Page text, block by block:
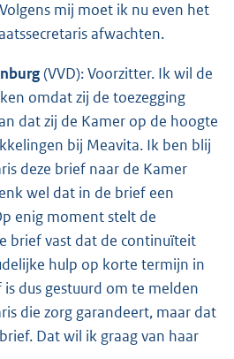
mij moet ik nu even het
afwachten.
(VVD): Voorzitter. Ik wil de
omdat zij de toezegging
dat zij de Kamer op de hoogte
bij Meavita. Ik ben blij
deze brief naar de Kamer
wel dat in de brief een
enig moment stelt de
brief vast dat de continuïteit
hulp op korte termijn in
is dus gestuurd om te melden
die zorg garandeert, maar dat
Dat wil ik graag van haar